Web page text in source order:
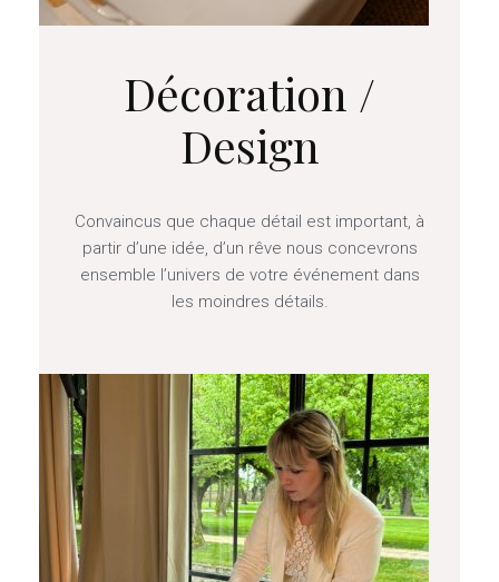
Décoration /
Design
Convaincus que chaque détail est important, à
partir d’une idée, d’un rêve nous concevrons
ensemble l’univers de votre événement dans
les moindres détails.